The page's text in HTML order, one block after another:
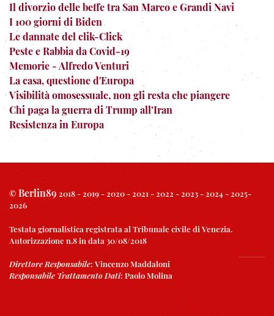
Il divorzio delle beffe tra San Marco e Grandi Navi
I 100 giorni di Biden
Le dannate del clik-Click
Peste e Rabbia da Covid-19
Memorie - Alfredo Venturi
La casa, questione d'Europa
Visibilità omosessuale, non gli resta che piangere
Chi paga la guerra di Trump all’Iran
Resistenza in Europa
© Berlin89 2018 - 2019 - 2020 - 2021 - 2022 - 2023 - 2024 - 2025-
2026
Testata giornalistica registrata al Tribunale civile di Venezia.
Autorizzazione n.8 in data 30/08/2018
Direttore Responsabile: Vincenzo Maddaloni
Responsabile Trattamento Dati: Paolo Molina